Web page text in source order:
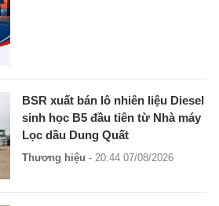
BSR xuất bán lô nhiên liệu Diesel
sinh học B5 đầu tiên từ Nhà máy
Lọc dầu Dung Quất
Thương hiệu - 20:44 07/08/2026